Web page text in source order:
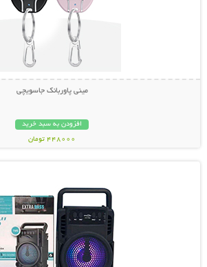
مینی پاوربانک جاسویچی
افزودن به سبد خرید
448000 تومان
نمایش توضیحات بیشتر